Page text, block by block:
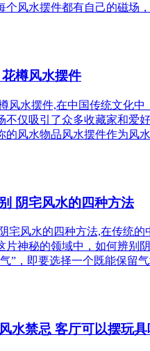
个风水摆件都有自己的磁场
樽风水摆件
风水摆件,在中国传统文化
不仅吸引了众多收藏家和爱
的风水物品风水摆件作为风
阴宅风水的四种方法
宅风水的四种方法,在传统
片神秘的领域中，如何辨别
”，即要选择一个既能保留
水禁忌 客厅可以摆玩具